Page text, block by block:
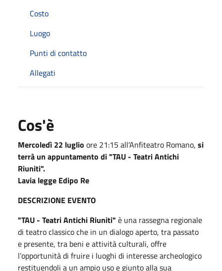
Costo
Luogo
Punti di contatto
Allegati
Cos'è
Mercoledì 22 luglio ore 21:15 all'Anfiteatro Romano, si
terrà un appuntamento di "TAU - Teatri Antichi
Riuniti".
Lavia legge Edipo Re
DESCRIZIONE EVENTO
"TAU - Teatri Antichi Riuniti" è una rassegna regionale
di teatro classico che in un dialogo aperto, tra passato
e presente, tra beni e attività culturali, offre
l’opportunità di fruire i luoghi di interesse archeologico
restituendoli a un ampio uso e giunto alla sua